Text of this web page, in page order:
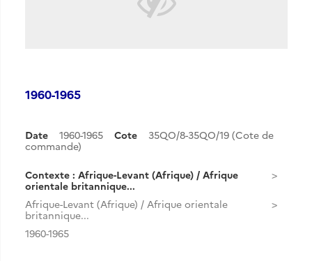
1960-1965
Date 1960-1965 Cote
35QO/8-35QO/19 (Cote de
commande)
Contexte : Afrique-Levant (Afrique) / Afrique
orientale britannique...
Afrique-Levant (Afrique) / Afrique orientale
britannique...
1960-1965